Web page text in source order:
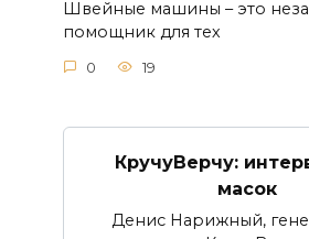
Швейные машины – это
помощник для тех
0 19
КручуВерчу:
масок
Денис Нарижный,